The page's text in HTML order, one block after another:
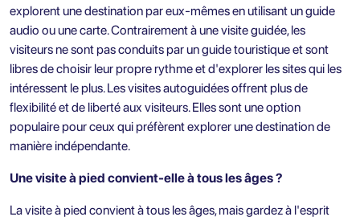
explorent une destination par eux-mêmes en utilisant un guide
audio ou une carte. Contrairement à une visite guidée, les
visiteurs ne sont pas conduits par un guide touristique et sont
libres de choisir leur propre rythme et d'explorer les sites qui les
intéressent le plus. Les visites autoguidées offrent plus de
flexibilité et de liberté aux visiteurs. Elles sont une option
populaire pour ceux qui préfèrent explorer une destination de
manière indépendante.
Une visite à pied convient-elle à tous les âges ?
La visite à pied convient à tous les âges, mais gardez à l'esprit